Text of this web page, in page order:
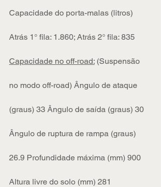
Capacidade do porta-malas (litros)
Atrás 1° fila: 1.860; Atrás 2° fila: 835
Capacidade no off-road: (Suspensão
no modo off-road) Ângulo de ataque
(graus) 33 Ângulo de saída (graus) 30
Ângulo de ruptura de rampa (graus)
26.9 Profundidade máxima (mm) 900
Altura livre do solo (mm) 281